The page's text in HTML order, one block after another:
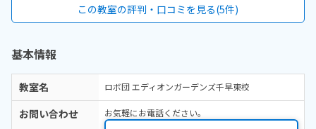
たりと時間が潰せるのも有難い。空調が効きすぎてて寒かったが、す
ぐに対応してくれた。部屋全体が明るいので、子供達が過ごすには良
額なプログラミングもあるらしいので、専門的な道具を使うからかな
の子供の性格やらを見極めて、親にもアドバイスしてくれたのが、嬉
しかった。
この教室の評判・口コミを見る(5件)
基本情報
教室名 ロボ団 エディオンガーデンズ千早東校
お問い合わせ お気軽にお電話ください。